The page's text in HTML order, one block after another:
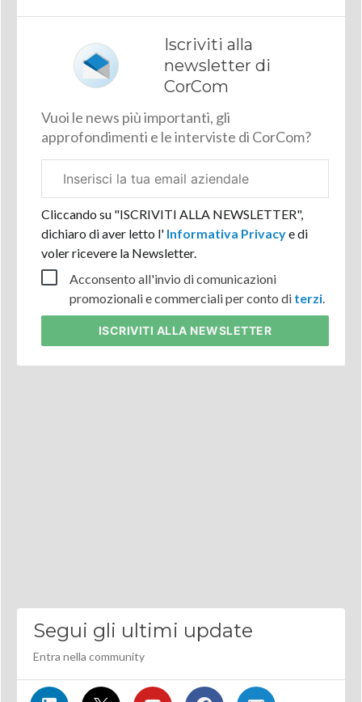
Iscriviti alla
newsletter di
CorCom
Vuoi le news più importanti, gli
approfondimenti e le interviste di CorCom?
aziendale
Cliccando su "ISCRIVITI ALLA NEWSLETTER",
dichiaro di aver letto l'Informativa Privacye di
voler ricevere la Newsletter.
Acconsento all'invio di comunicazioni
promozionali e commerciali per conto di terzi.
ISCRIVITI ALLA NEWSLETTER
Segui gli ultimi update
Entra nella community